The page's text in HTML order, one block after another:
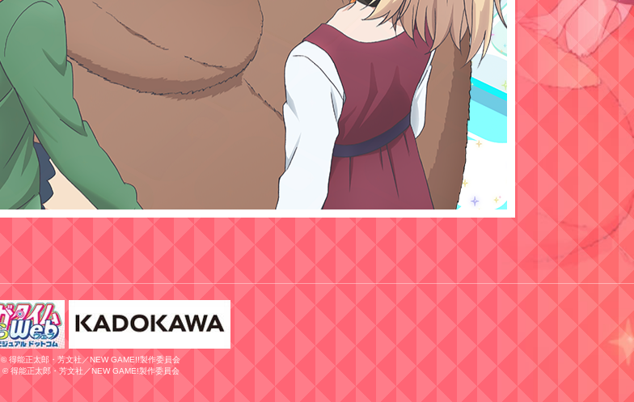
© 得能正太郎・芳文社／NEW GAME!!製作委員会
© 得能正太郎・芳文社／NEW GAME!製作委員会